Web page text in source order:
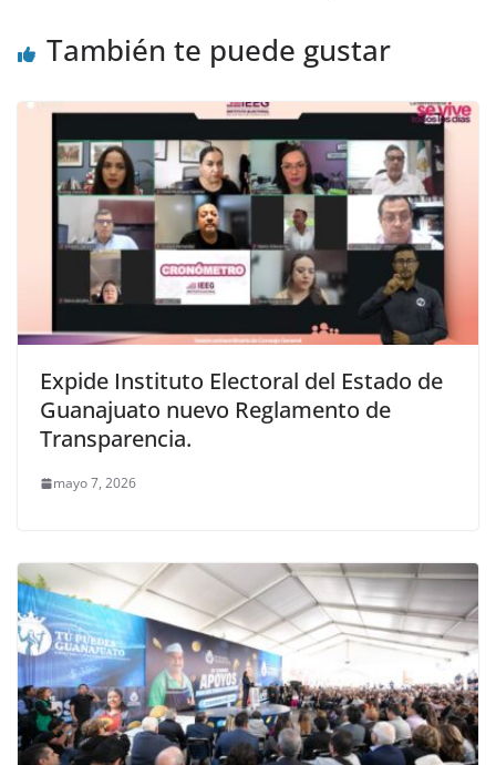
También te puede gustar
Expide Instituto Electoral del Estado de
Guanajuato nuevo Reglamento de
Transparencia.
mayo 7, 2026